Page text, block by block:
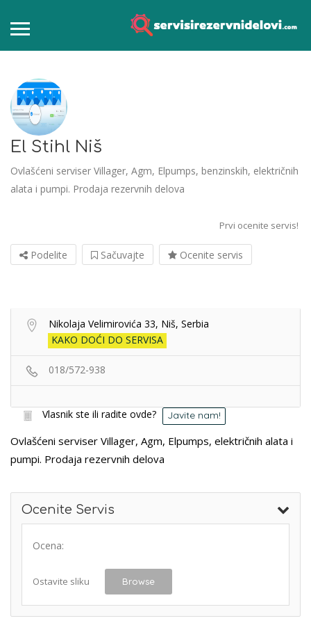
El Stihl Niš
Ovlašćeni serviser Villager, Agm, Elpumps, benzinskih, električnih
alata i pumpi. Prodaja rezervnih delova
Prvi ocenite servis!
Podelite Sačuvajte Ocenite servis
Nikolaja Velimirovića 33, Niš, Serbia
KAKO DOĆI DO SERVISA
018/572-938
Vlasnik ste ili radite ovde? Javite nam!
Ovlašćeni serviser Villager, Agm, Elpumps, električnih alata i
pumpi. Prodaja rezervnih delova
Ocenite Servis
Ocena:
Ostavite sliku Browse